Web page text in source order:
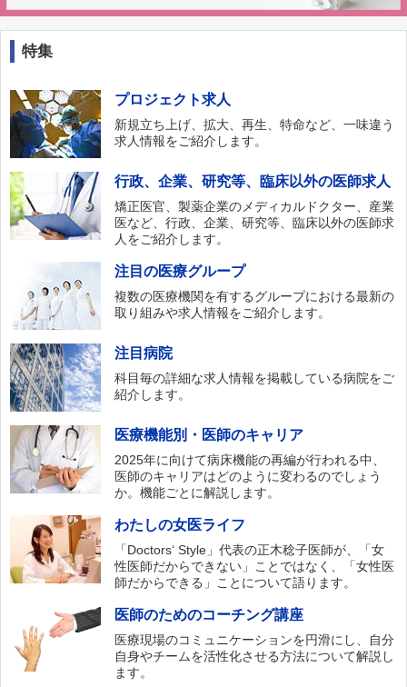
特集
プロジェクト求人
新規立ち上げ、拡大、再生、特命など、一味違う
求人情報をご紹介します。
行政、企業、研究等、臨床以外の医師求人
矯正医官、製薬企業のメディカルドクター、産業
医など、行政、企業、研究等、臨床以外の医師求
人をご紹介します。
注目の医療グループ
複数の医療機関を有するグループにおける最新の
取り組みや求人情報をご紹介します。
注目病院
科目毎の詳細な求人情報を掲載している病院をご
紹介します。
医療機能別・医師のキャリア
2025年に向けて病床機能の再編が行われる中、
医師のキャリアはどのように変わるのでしょう
か。機能ごとに解説します。
わたしの女医ライフ
「Doctors‘ Style」代表の正木稔子医師が、「女
性医師だからできない」ことではなく、「女性医
師だからできる」ことについて語ります。
医師のためのコーチング講座
医療現場のコミュニケーションを円滑にし、自分
自身やチームを活性化させる方法について解説し
ます。